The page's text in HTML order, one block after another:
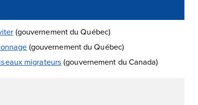
(gouvernement du Québec)
(gouvernement du Québec)
migrateurs (gouvernement du Canada)